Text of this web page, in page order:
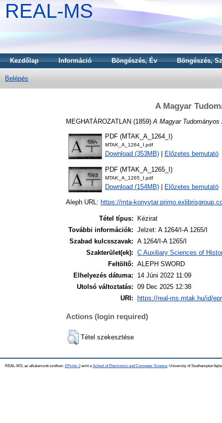
REAL-MS
Kezdőlap Információ Böngészés, Év Böngészés,
Belépés
A Magyar
MEGHATÁROZATLAN (1859) A Magyar
PDF (MTAK_A_1264_I)
MTAK_A_1264_I.pdf
Download (353MB) Előzetes bemutató
PDF (MTAK_A_1265_I)
MTAK_A_1265_I.pdf
Download (154MB) Előzetes bemutató
Aleph URL: https://mta-
Tétel típus:
Kézirat
További információk: Jelzet: A 1264/I-A 1265/I
Szabad kulcsszavak: A 1264/I-A 1265/I
Szakterület(ek): C Auxiliary Sciences of
Feltöltő: ALEPH SWORD
Elhelyezés dátuma:
14 Júni 2022 11:09
Utolsó változtatás: 09 Dec 2025 12:38
URI:
https://real-ms.mtak.hu/id/
Actions (login required)
Tétel szekesztése
REAL-MS, az alkalamzott szoftver: EPrints 3amit a School of Electronics and Computer Science , University of Southampton